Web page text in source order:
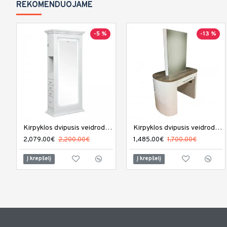
REKOMENDUOJAME
-5 %
Kirpyklos dvipusis veidrodis DIR Adonis su LED apšvietimu
2,079.00€ 2,200.00€
Į krepšelį
-13 %
Kirpyklos dvipusis veidrodis REM Capri
1,485.00€ 1,700.00€
Į krepšelį